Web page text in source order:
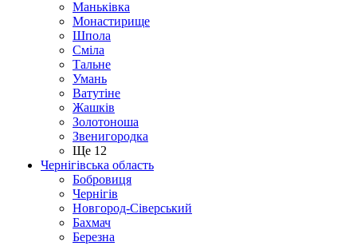
Маньківка
Монастирище
Шпола
Сміла
Тальне
Умань
Ватутіне
Жашків
Золотоноша
Звенигородка
Ще 12
Чернігівська область
Бобровиця
Чернігів
Новгород-Сіверський
Бахмач
Березна